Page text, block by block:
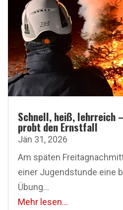
Schnell, heiß, lehrreich
probt den Ernstfall
Jän 31, 2026
Am späten
einer Jugendstunde eine
Übung...
Mehr lesen...